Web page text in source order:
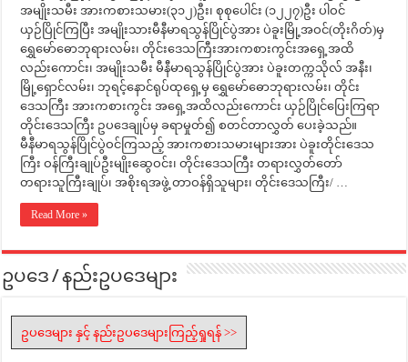
အမျိုးသမီး အားကစားသမား(၃၁၂)ဦး၊ စုစုပေါင်း (၁၂၂၇)ဦး ပါဝင်
ယှဉ်ပြိုင်ကြပြီး အမျိုးသားမီနီမာရသွန်ပြိုင်ပွဲအား ပဲခူးမြို့အဝင်(တိုးဂိတ်)မှ
ရွှေမော်ဓောဘုရားလမ်း၊ တိုင်းဒေသကြီးအားကစားကွင်းအရှေ့အထိ
လည်းကောင်း၊ အမျိုးသမီး မီနီမာရသွန်ပြိုင်ပွဲအား ပဲခူးတက္ကသိုလ် အနီး၊
မြို့ရှောင်လမ်း၊ ဘုရင့်နောင်ရုပ်ထုရှေ့မှ ရွှေမော်ဓောဘုရားလမ်း၊ တိုင်း
ဒေသကြီး အားကစားကွင်း အရှေ့အထိလည်းကောင်း ယှဉ်ပြိုင်ပြေးကြရာ
တိုင်းဒေသကြီး ဥပဒေချုပ်မှ ခရာမှုတ်၍ စတင်တာလွှတ် ပေးခဲ့သည်။
မီနီမာရသွန်ပြိုင်ပွဲဝင်ကြသည့် အားကစားသမားများအား ပဲခူးတိုင်းဒေသ
ကြီး ဝန်ကြီးချုပ်ဦးမျိုးဆွေဝင်း၊ တိုင်းဒေသကြီး တရားလွှတ်တော်
တရားသူကြီးချုပ်၊ အစိုးရအဖွဲ့ တာဝန်ရှိသူများ၊ တိုင်းဒေသကြီး/ …
Read More »
ဥပဒေ / နည်းဥပဒေများ
ဥပဒေများ နှင့် နည်းဥပဒေများကြည့်ရှုရန် >>